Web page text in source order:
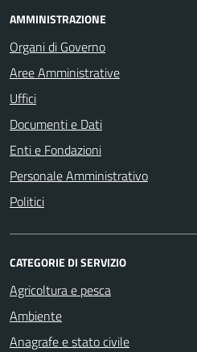
AMMINISTRAZIONE
Organi di Governo
Aree Amministrative
Uffici
Documenti e Dati
Enti e Fondazioni
Personale Amministrativo
Politici
CATEGORIE DI SERVIZIO
Agricoltura e pesca
Ambiente
Anagrafe e stato civile